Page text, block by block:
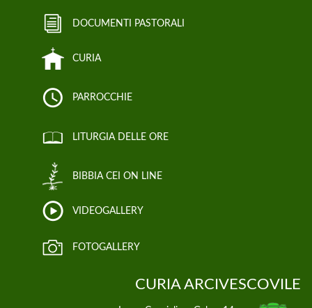
DOCUMENTI PASTORALI
CURIA
PARROCCHIE
LITURGIA DELLE ORE
BIBBIA CEI ON LINE
VIDEOGALLERY
FOTOGALLERY
CURIA ARCIVESCOVILE